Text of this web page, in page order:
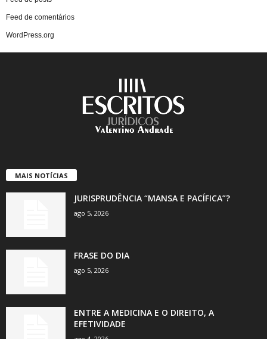
Feed de comentários
WordPress.org
MAIS NOTÍCIAS
JURISPRUDÊNCIA “MANSA E PACÍFICA”?
ago 5, 2026
FRASE DO DIA
ago 5, 2026
ENTRE A MEDICINA E O DIREITO, A
EFETIVIDADE